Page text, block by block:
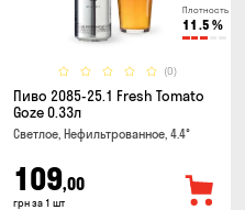
Плотность
11.5 %
(0)
Пиво 2085-25.1 Fresh Tomato
Goze 0.33л
Светлое, Нефильтрованное, 4.4°
109,00
грн за 1 шт